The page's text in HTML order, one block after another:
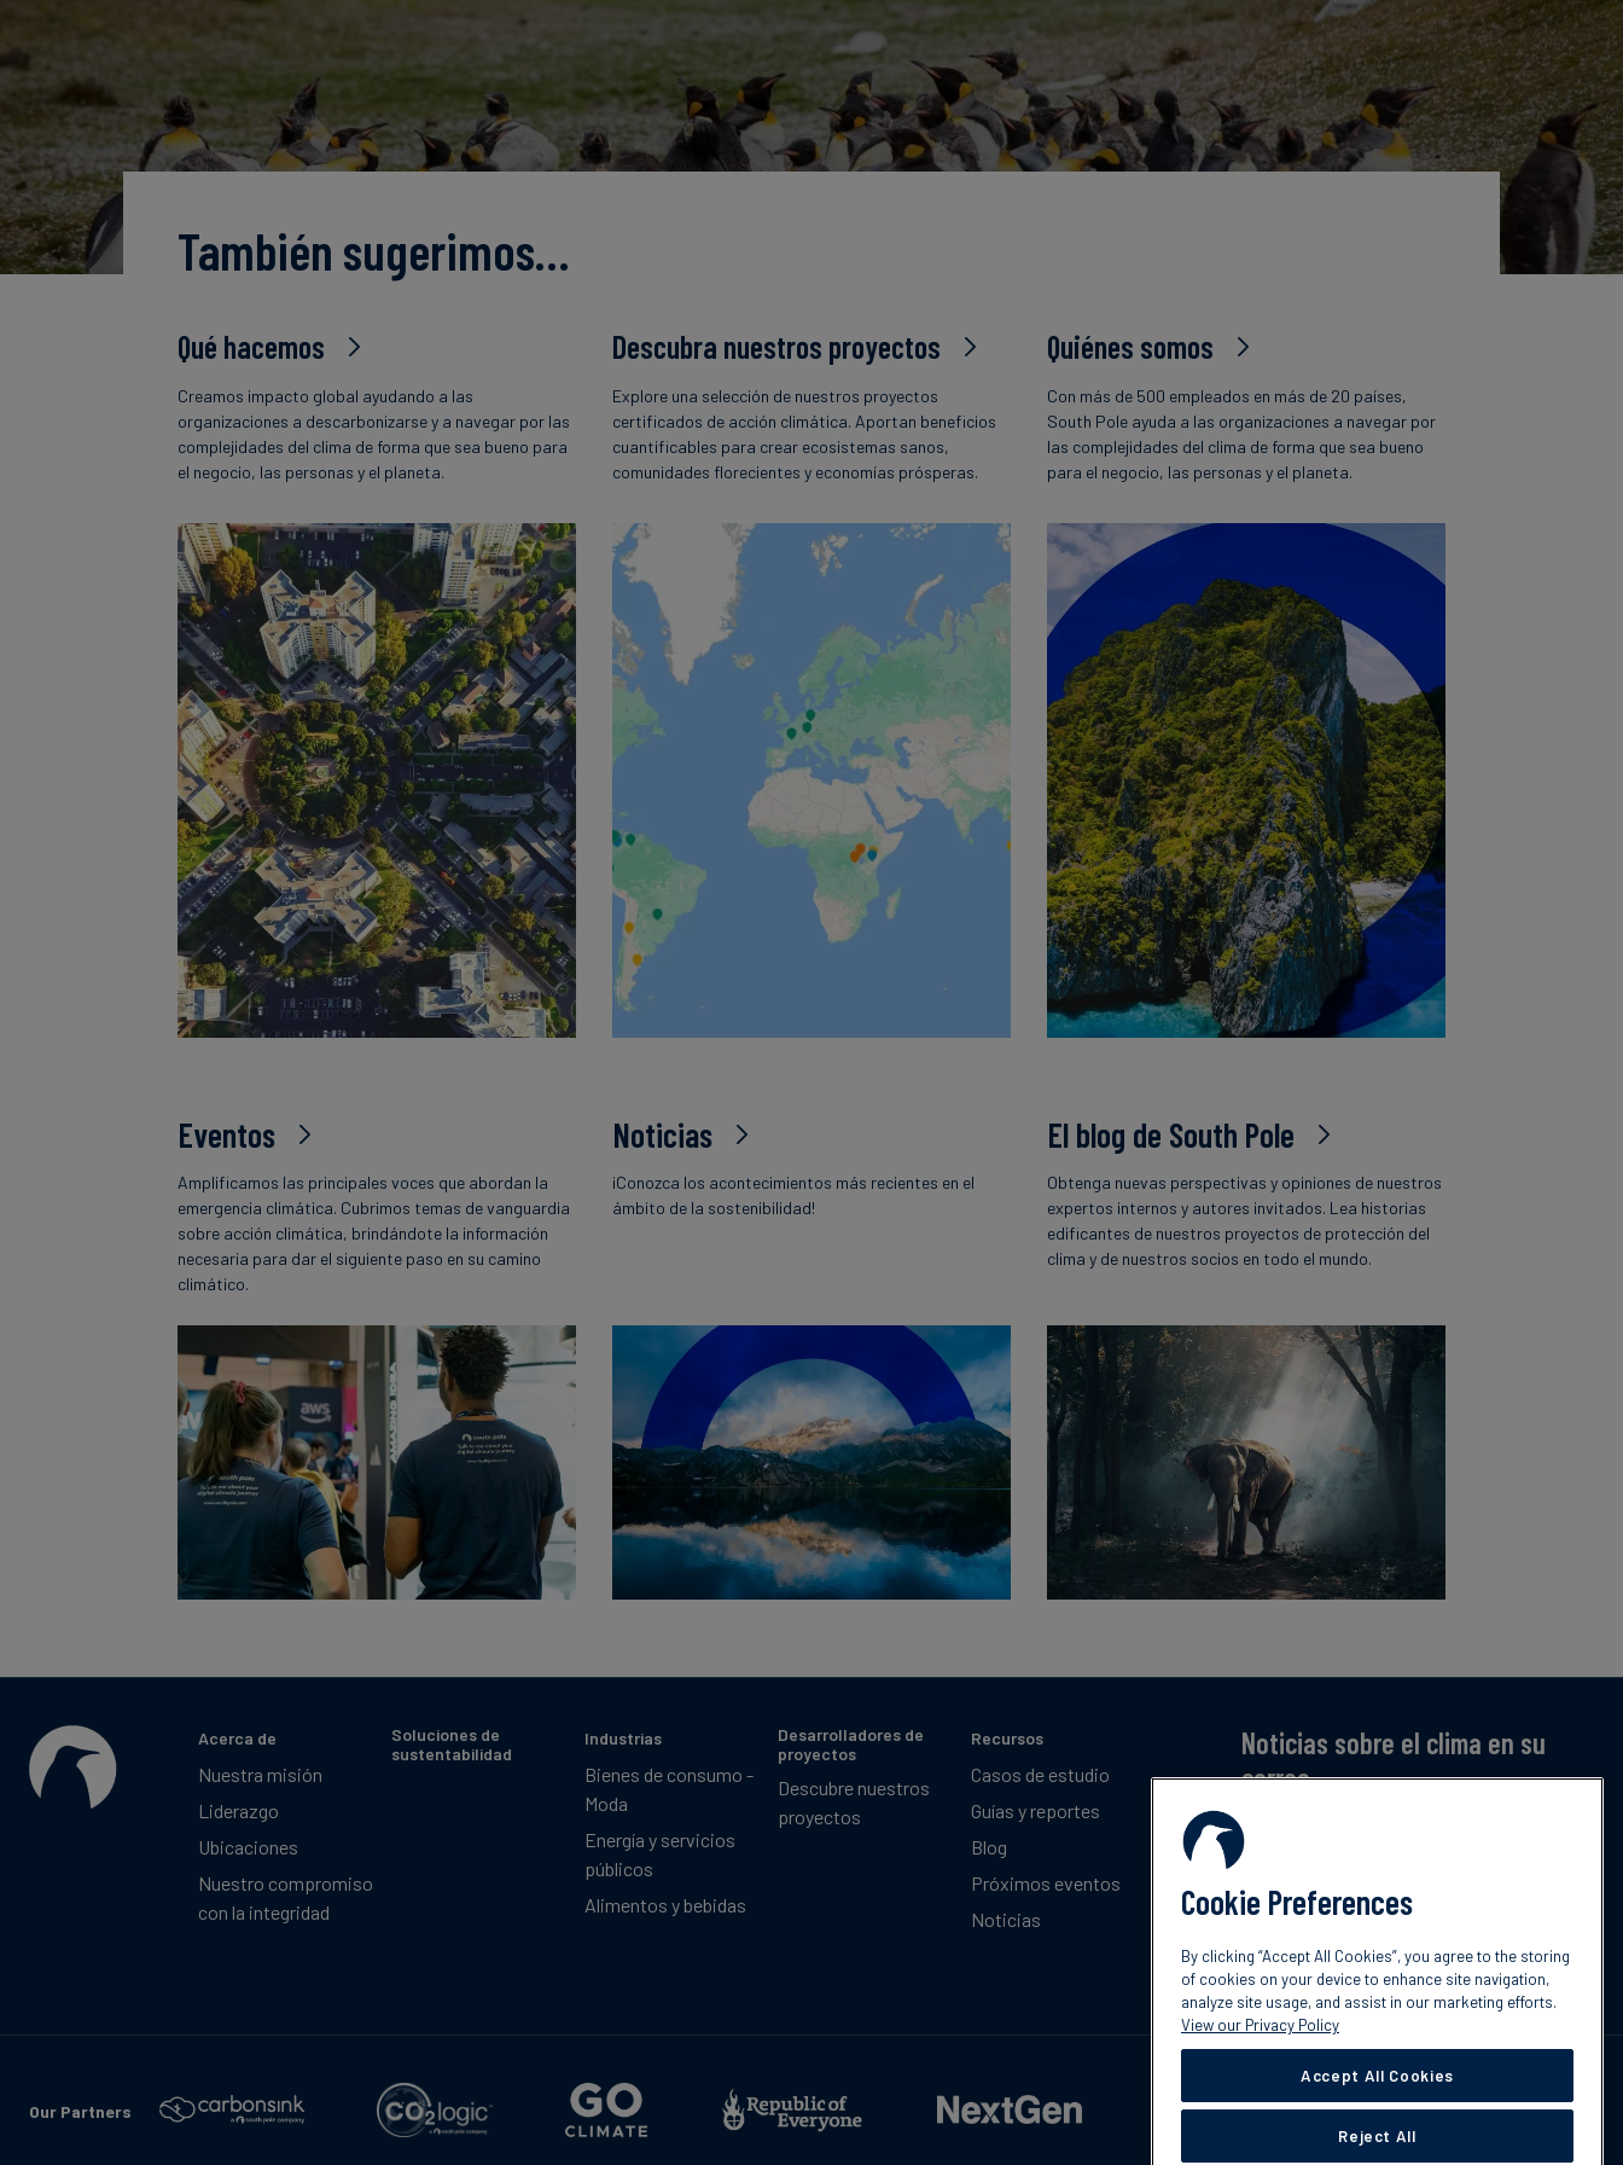
También sugerimos…
Qué hacemos
Creamos impacto global ayudando a las
organizaciones a descarbonizarse y a navegar por las
complejidades del clima de forma que sea bueno para
el negocio, las personas y el planeta.
Descubra nuestros proyectos
Explore una selección de nuestros proyectos
certificados de acción climática. Aportan beneficios
cuantificables para crear ecosistemas sanos,
comunidades florecientes y economías prósperas.
Quiénes somos
Con más de 500 empleados en más de 20 países,
South Pole ayuda a las organizaciones a navegar por
las complejidades del clima de forma que sea bueno
para el negocio, las personas y el planeta.
Eventos
Amplificamos las principales voces que abordan la
emergencia climática. Cubrimos temas de vanguardia
sobre acción climática, brindándote la información
necesaria para dar el siguiente paso en su camino
climático.
Noticias
¡Conozca los acontecimientos más recientes en el
ámbito de la sostenibilidad!
El blog de South Pole
Obtenga nuevas perspectivas y opiniones de nuestros
expertos internos y autores invitados. Lea historias
edificantes de nuestros proyectos de protección del
clima y de nuestros socios en todo el mundo.
English
Acerca de
Nuestra misión
Liderazgo
Ubicaciones
Nuestro compromiso
con la integridad
Soluciones de
sustentabilidad
Industrias
Bienes de consumo -
Moda
Energía y servicios
públicos
Alimentos y bebidas
Desarrolladores de
proyectos
Descubre nuestros
proyectos
Recursos
Casos de estudio
Guías y reportes
Blog
Próximos eventos
Noticias
Noticias sobre el clima en su
correo
Suscríbase a nuestro resumen mensual gratuito
de las últimas tendencias, políticas e
Suscribir
Our Partners
Cookie Preferences
By clicking “Accept All Cookies”, you agree to the storing
of cookies on your device to enhance site navigation,
analyze site usage, and assist in our marketing efforts.
View our Privacy Policy
Accept All Cookies
Reject All